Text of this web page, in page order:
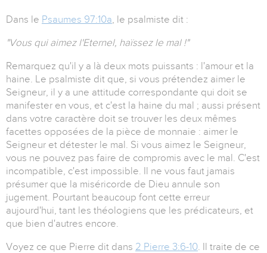
Dans le Psaumes 97:10a , le psalmiste dit :
"Vous qui aimez l'Eternel, haïssez le mal !"
Remarquez qu'il y a là deux mots puissants : l'amour et la
haine. Le psalmiste dit que, si vous prétendez aimer le
Seigneur, il y a une attitude correspondante qui doit se
manifester en vous, et c'est la haine du mal ; aussi présent
dans votre caractère doit se trouver les deux mêmes
facettes opposées de la pièce de monnaie : aimer le
Seigneur et détester le mal. Si vous aimez le Seigneur,
vous ne pouvez pas faire de compromis avec le mal. C'est
incompatible, c'est impossible. Il ne vous faut jamais
présumer que la miséricorde de Dieu annule son
jugement. Pourtant beaucoup font cette erreur
aujourd'hui, tant les théologiens que les prédicateurs, et
que bien d'autres encore.
Voyez ce que Pierre dit dans 2 Pierre 3:6-10 . Il traite de ce